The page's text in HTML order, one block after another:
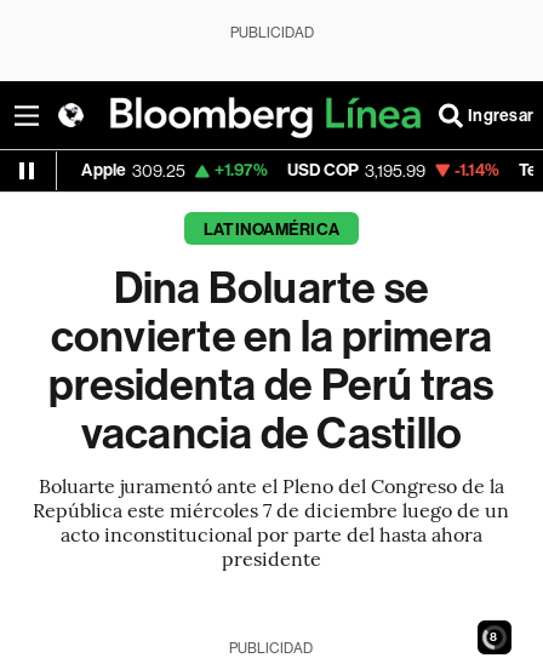
PUBLICIDAD
Ingresar
309.25 +1.97% USD COP 3,195.99 -1.14% Tesla 327.26
LATINOAMÉRICA
Dina Boluarte se
convierte en la primera
presidenta de Perú tras
vacancia de Castillo
Boluarte juramentó ante el Pleno del Congreso de la
República este miércoles 7 de diciembre luego de un
acto inconstitucional por parte del hasta ahora
presidente
7
PUBLICIDAD